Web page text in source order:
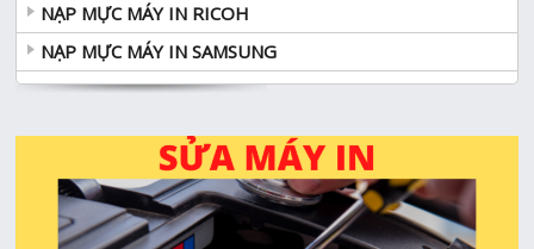
NẠP MỰC MÁY IN RICOH
NẠP MỰC MÁY IN SAMSUNG